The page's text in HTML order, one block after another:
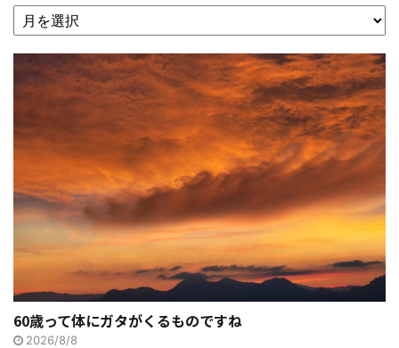
60歳って体にガタがくるものですね
2026/8/8